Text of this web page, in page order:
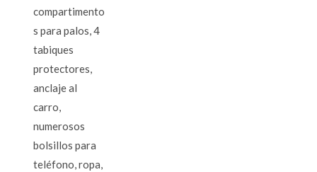
compartimento
s para palos, 4
tabiques
protectores,
anclaje al
carro,
numerosos
bolsillos para
teléfono, ropa,